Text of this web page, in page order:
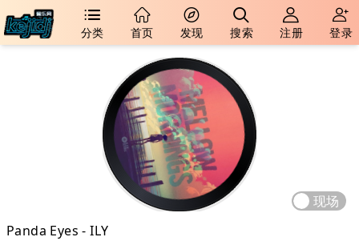
分类 首页 发现 搜索 注册 登录
现场
Panda Eyes - ILY